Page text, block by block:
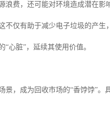
费，还可能对环境造成潜在影
仅有助于减少电子垃圾的产生
心脏”，延续其使用价值。
，成为回收市场的“香饽饽”。